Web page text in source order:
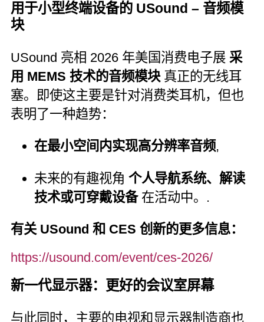
用于小型终端设备的 USound – 音频模
块
USound 亮相 2026 年美国消费电子展 采
用 MEMS 技术的音频模块真正的无线耳
塞。即使这主要是针对消费类耳机，但也
表明了一种趋势：
在最小空间内实现高分辨率音频,
未来的有趣视角 个人导航系统、解读
技术或可穿戴设备在活动中。.
有关 USound 和 CES 创新的更多信息：
https://usound.com/event/ces-2026/
新一代显示器：更好的会议室屏幕
与此同时，主要的电视和显示器制造商也